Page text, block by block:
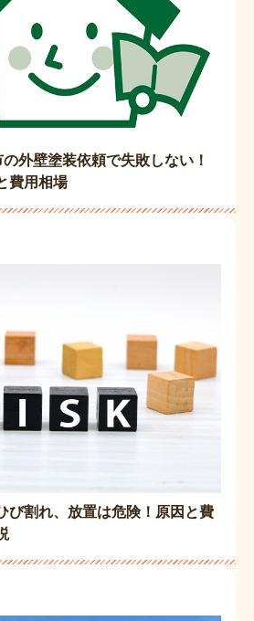
外壁塗装依頼で失敗しない！
費用相場
び割れ、放置は危険！原因と費